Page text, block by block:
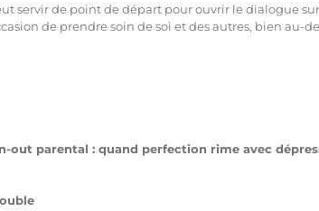
servir de point de départ pour ouvrir le dialogue
de prendre soin de soi et des autres, bien au-
out parental : quand perfection rime avec